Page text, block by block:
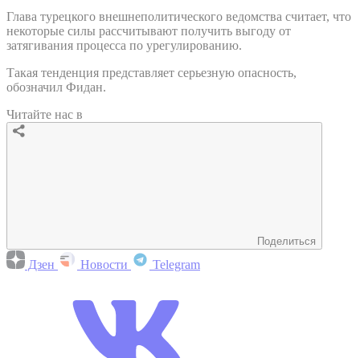
Глава турецкого внешнеполитического ведомства считает, что
некоторые силы рассчитывают получить выгоду от
затягивания процесса по урегулированию.
Такая тенденция представляет серьезную опасность,
обозначил Фидан.
Читайте нас в
Поделиться
Дзен Новости Telegram